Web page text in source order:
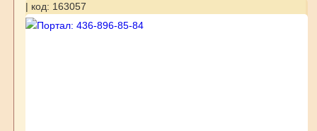
| код: 163057